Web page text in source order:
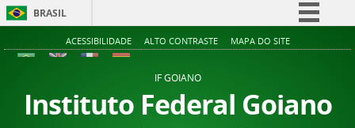
BRASIL
Simplifique!
Acesso à informação
ACESSIBILIDADE ALTO CONTRASTE MAPA DO SITE
IF GOIANO
Instituto Federal Goiano